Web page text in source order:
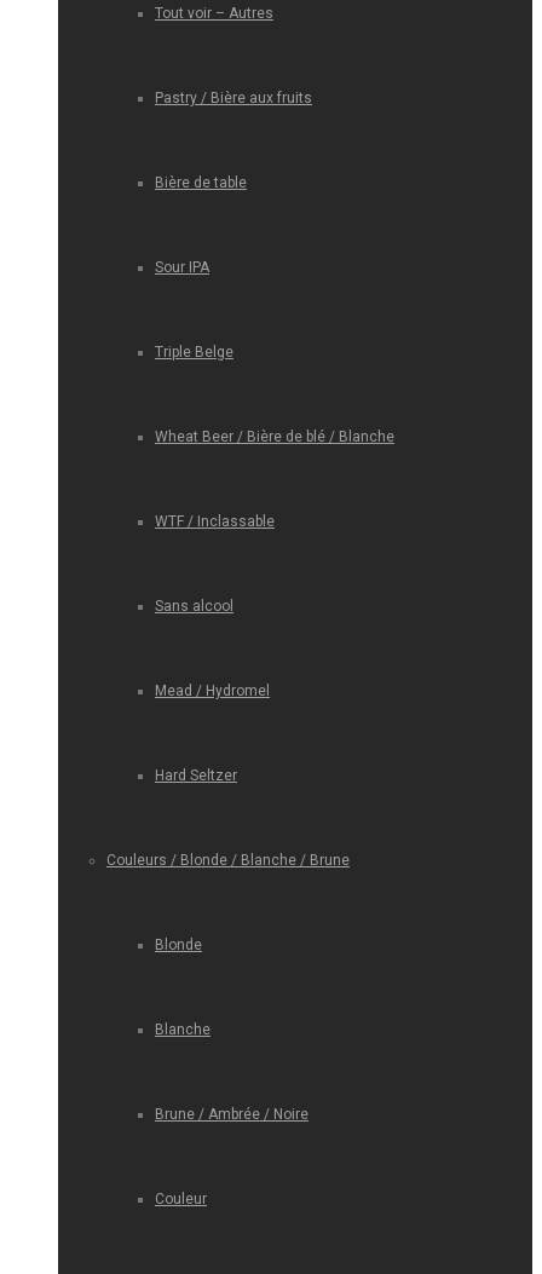
Tout voir – Autres
Pastry / Bière aux fruits
Bière de table
Sour IPA
Triple Belge
Wheat Beer / Bière de blé / Blanche
WTF / Inclassable
Sans alcool
Mead / Hydromel
Hard Seltzer
Couleurs / Blonde / Blanche / Brune
Blonde
Blanche
Brune / Ambrée / Noire
Couleur